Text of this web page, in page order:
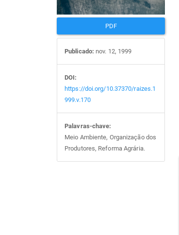
PDF
Publicado: nov. 12, 1999
DOI:
https://doi.org/10.37370/raizes.1
999.v.170
Palavras-chave:
Meio Ambiente, Organização dos
Produtores, Reforma Agrária.